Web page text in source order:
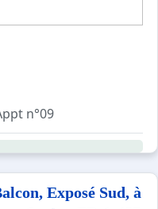
n°09
1er étage avec balcon exposition Est
Exposé Sud, à